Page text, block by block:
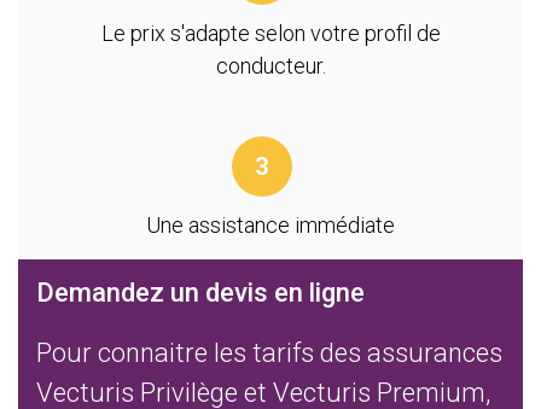
Le prix s'adapte selon votre profil de
conducteur.
3
Une assistance immédiate
Demandez un devis en ligne
Pour connaitre les tarifs des assurances
Vecturis Privilège et Vecturis Premium,